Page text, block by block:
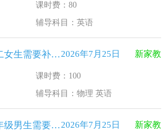
课时费：80
辅导科目：英语
建邺区秀山路18号初二女生需要补习物理 英语2026年7月25日 新家教
课时费：100
辅导科目：物理 英语
江宁区翠屏清华园五年级男生需要补习新概念英语2026年7月25日 新家教